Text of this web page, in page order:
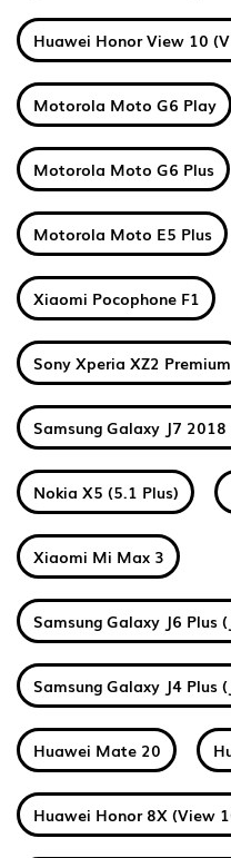
Huawei Honor View 10
Motorola Moto G6 Play
Motorola Moto G6 Plus
Motorola Moto E5 Plus
Xiaomi Pocophone F1
Sony Xperia XZ2 Premium
Samsung Galaxy J7 2018
Nokia X5 (5.1 Plus)
Xiaomi Mi Max 3
Samsung Galaxy J6 Plus
Samsung Galaxy J4 Plus
Huawei Mate 20
Huawei Honor 8X (View